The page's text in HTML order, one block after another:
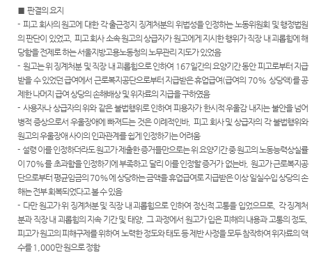
정 및 법
정안내
관할구
역
등기국/
소
청사안
내
찾아오
시는 길
서울법
원조정
센터
보안검
E-mail
Club
특검 관
련 재판
영상
장애인·
외국인
등 지원
을
위한 우
선지원
센터
(종합민
원지원
센터 상
담예약)
영상재
판 전용
법정 사
용
신청 안
내
사건검
색
판결서
사본 제
공신청
판결서
인터넷
열람
각급법
원안내
원체험
기
증인지
원관 제
도
정보공
개
온라인
방청 신
청
■판결의 요지
- 피고 회사의 원고에 대한 각 출근정지 징계처분의 위법성을 인정하는 노동위원회 및 행정법원
의 판단이 있었고,피고 회사 소속 원고의 상급자가 원고에게 지시한 행위가 직장 내 괴롭힘에 해
당함을 전제로 하는 서울지방고용노동청의 노무관리 지도가 있었음
- 원고는 위 징계처분 및 직장 내 괴롭힘으로 인하여 167일간의 요양기간 동안 피고로부터 지급
받을 수 있었던 급여에서 근로복지공단으로부터 지급받은 휴업급여(급여의 70% 상당액)를 공
제한 나머지 급여 상당의 손해배상 및 위자료의 지급을 구하였음
- 사용자나 상급자의 위와 같은 불법행위로 인하여 피용자가 한시적 우울감 내지는 불안을 넘어
병적 증상으로서 우울장애에 빠져드는 것은 이례적인바, 피고 회사 및 상급자의 각 불법행위와
원고의 우울장애 사이의 인과관계를 쉽게 인정하기는 어려움
- 설령 이를 인정하더라도 원고가 제출한 증거들만으로는 위 요양기간 중 원고의 노동능력상실률
이 70%를 초과함을 인정하기에 부족하고 달리 이를 인정할 증거가 없는바, 원고가 근로복지공
단으로부터 평균임금의 70%에 상당하는 금액을 휴업급여로 지급받은 이상 일실수입 상당의 손
해는 전부 회복되었다고 볼 수 있음
- 다만 원고가 위 징계처분 및 직장 내 괴롭힘으로 인하여 정신적 고통을 입었으므로, 각 징계처
분과 직장 내 괴롭힘의 지속 기간 및 태양,그 과정에서 원고가 입은 피해의 내용과 고통의 정도,
피고가 원고의 피해구제를 위하여 노력한 정도와 태도 등 제반 사정을 모두 참작하여 위자료의 액
수를 1,000만 원으로 정함